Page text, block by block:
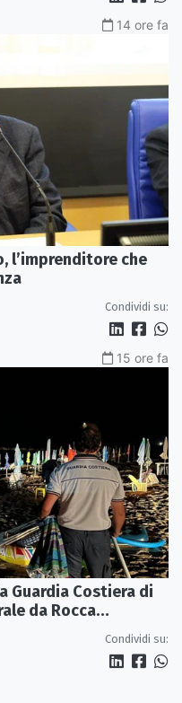
14 ore fa
l’imprenditore che
Condividi su:
15 ore fa
Guardia Costiera di
da Rocca
Condividi su: